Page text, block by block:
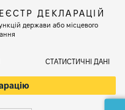
ДЕКЛАРАЦІЙ
держави або місцевого
СТАТИСТИЧНІ ДАНІ